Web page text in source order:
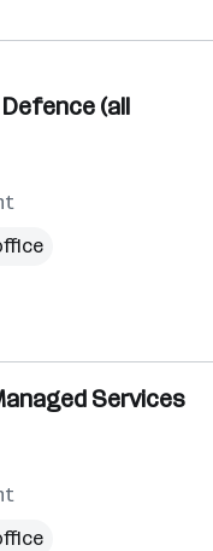
(all
Services